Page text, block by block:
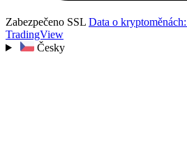
Zabezpečeno SSL Data o
TradingView
Česky